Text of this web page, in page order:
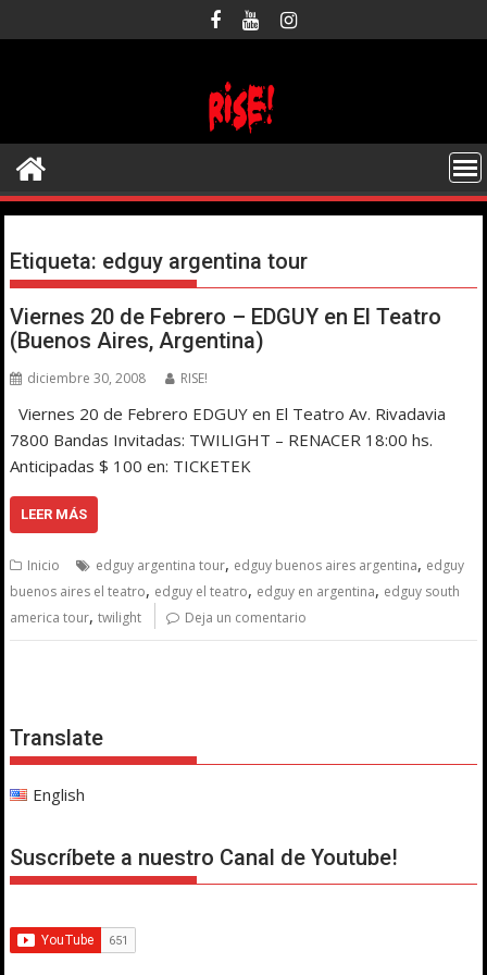
al
Etiqueta: edguy argentina tour
Viernes 20 de Febrero – EDGUY en El Teatro
(Buenos Aires, Argentina)
diciembre 30, 2008 RISE!
Viernes 20 de Febrero EDGUY en El Teatro Av. Rivadavia
7800 Bandas Invitadas: TWILIGHT – RENACER 18:00 hs.
Anticipadas $ 100 en: TICKETEK
LEER MÁS
Inicio edguy argentina tour, edguy buenos aires argentina, edguy
buenos aires el teatro, edguy el teatro, edguy en argentina, edguy south
america tour,twilight Deja un comentario
Translate
English
Suscríbete a nuestro Canal de Youtube!